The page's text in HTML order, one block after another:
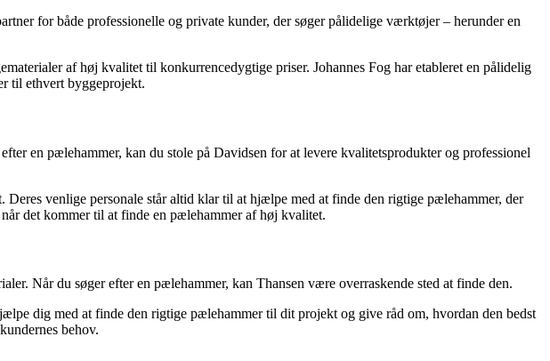
for både professionelle og private kunder, der søger pålidelige værktøjer – herunder en
af høj kvalitet til konkurrencedygtige priser. Johannes Fog har etableret en pålidelig
til ethvert byggeprojekt.
en pælehammer, kan du stole på Davidsen for at levere kvalitetsprodukter og professionel
venlige personale står altid klar til at hjælpe med at finde den rigtige pælehammer, der
det kommer til at finde en pælehammer af høj kvalitet.
Når du søger efter en pælehammer, kan Thansen være overraskende sted at finde den.
dig med at finde den rigtige pælehammer til dit projekt og give råd om, hvordan den bedst
behov.